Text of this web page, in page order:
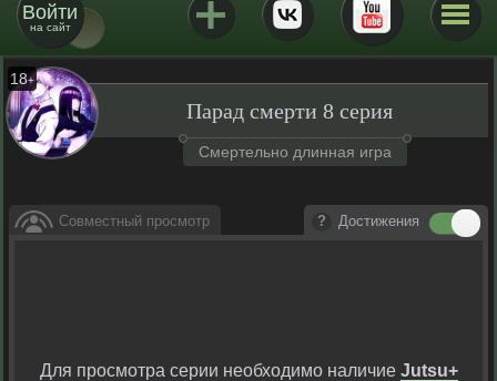
Войти
на сайт
18+
Парад смерти 8 серия
Смертельно длинная игра
Совместный просмотр Достижения
Для просмотра серии необходимо наличие Jutsu+